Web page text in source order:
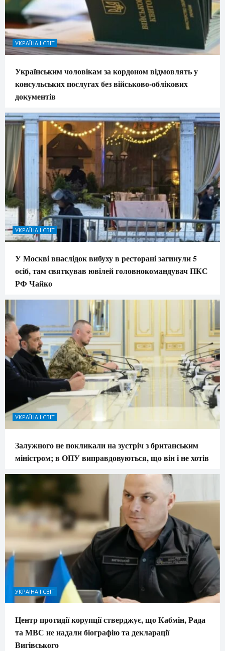
УКРАЇНА І СВІТ
Українським чоловікам за кордоном відмовлять у
консульських послугах без військово-облікових
документів
УКРАЇНА І СВІТ
У Москві внаслідок вибуху в ресторані загинули 5
осіб, там святкував ювілей головнокомандувач ПКС
РФ Чайко
УКРАЇНА І СВІТ
Залужного не покликали на зустріч з британським
міністром; в ОПУ виправдовуються, що він і не хотів
УКРАЇНА І СВІТ
Центр протидії корупції стверджує, що Кабмін, Рада
та МВС не надали біографію та декларації
Вигівського